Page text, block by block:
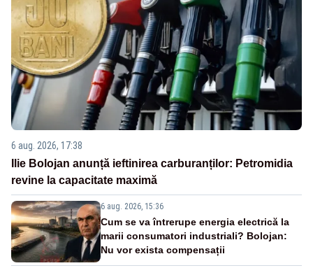
6 aug. 2026, 17:38
Ilie Bolojan anunță ieftinirea carburanților: Petromidia
revine la capacitate maximă
6 aug. 2026, 15:36
Cum se va întrerupe energia electrică la
marii consumatori industriali? Bolojan:
Nu vor exista compensații